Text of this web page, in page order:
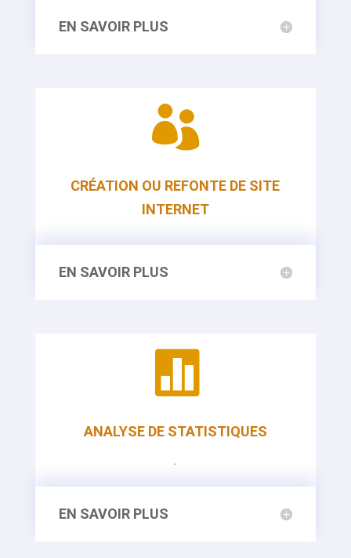
EN SAVOIR PLUS

CRÉATION OU REFONTE DE SITE
INTERNET
EN SAVOIR PLUS

ANALYSE DE STATISTIQUES
.
EN SAVOIR PLUS